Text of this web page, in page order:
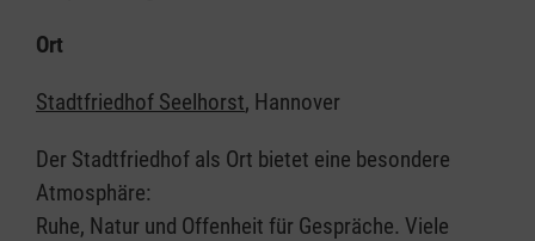
Ort
Stadtfriedhof Seelhorst, Hannover
Der Stadtfriedhof als Ort bietet eine besondere
Atmosphäre:
Ruhe, Natur und Offenheit für Gespräche. Viele